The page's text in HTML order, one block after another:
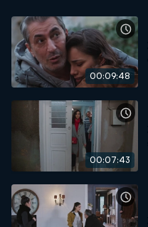
00:09:48
00:07:43